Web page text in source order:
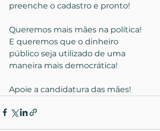
preenche o cadastro e pronto!
Queremos mais mães na política!
E queremos que o dinheiro
público seja utilizado de uma
maneira mais democrática!
Apoie a candidatura das mães!